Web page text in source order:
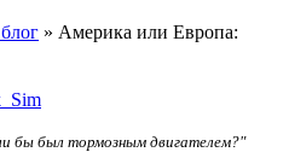
» Америка или Европа:
бы был тормозным двигателем?"